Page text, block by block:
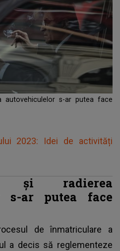
autovehiculelor s-ar putea face
2023: Idei de activități
și radierea
s-ar putea face
deînmatriculare a
a decis să reglementeze